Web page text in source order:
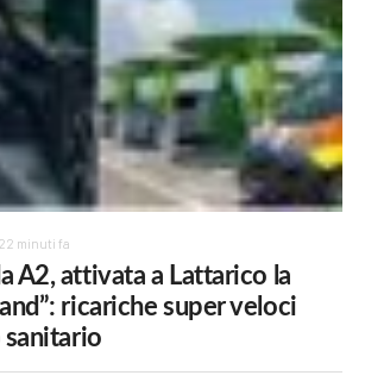
22 minuti fa
A2, attivata a Lattarico la
ricariche super veloci